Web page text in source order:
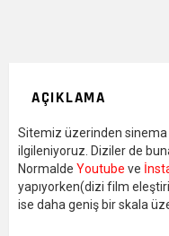
AÇIKLAMA
Sitemiz üzerinden
ilgileniyoruz. Diziler de
Normalde Youtube ve
yapıyorken(dizi film
ise daha geniş bir skala